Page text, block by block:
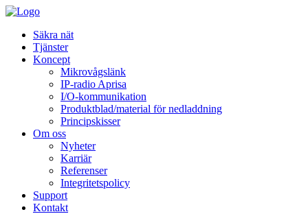
Säkra nät
Tjänster
Koncept
Mikrovågslänk
IP-radio Aprisa
I/O-kommunikation
Produktblad/material för nedladdning
Principskisser
Om oss
Nyheter
Karriär
Referenser
Integritetspolicy
Support
Kontakt